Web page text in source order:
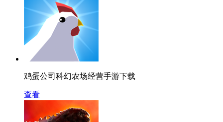
鸡蛋公司科幻农场经营手游下载
查看